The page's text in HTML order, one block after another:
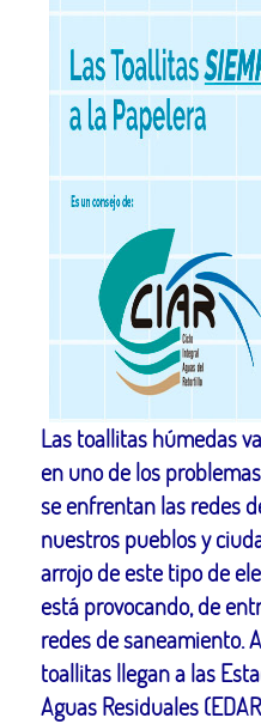
Las toallitas húmedas
en uno de los
se enfrentan las redes
nuestros pueblos y
arrojo de este tipo de
está provocando, de
redes de saneamiento.
toallitas llegan a las
Aguas Residuales